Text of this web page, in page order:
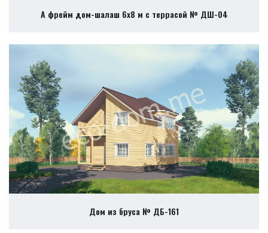
А фрейм дом-шалаш 6х8 м с террасой № ДШ-04
Дом из бруса № ДБ-161